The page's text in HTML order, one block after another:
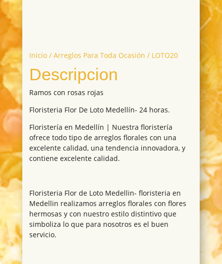
Inicio/ Arreglos Para Toda Ocasión / LOTO20
Descripcion
Ramos con rosas rojas
Floristeria Flor De Loto Medellín- 24 horas.
Floristería en Medellín | Nuestra floristería
ofrece todo tipo de arreglos florales con una
excelente calidad, una tendencia innovadora, y
contiene excelente calidad.
Floristeria Flor de Loto Medellin- floristeria en
Medellin realizamos arreglos florales con flores
hermosas y con nuestro estilo distintivo que
simboliza lo que para nosotros es el buen
servicio.